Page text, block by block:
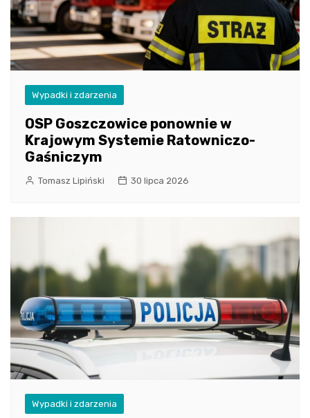
Wypadki i zdarzenia
OSP Goszczowice ponownie w
Krajowym Systemie Ratowniczo-
Gaśniczym
Tomasz Lipiński 30 lipca 2026
Wypadki i zdarzenia